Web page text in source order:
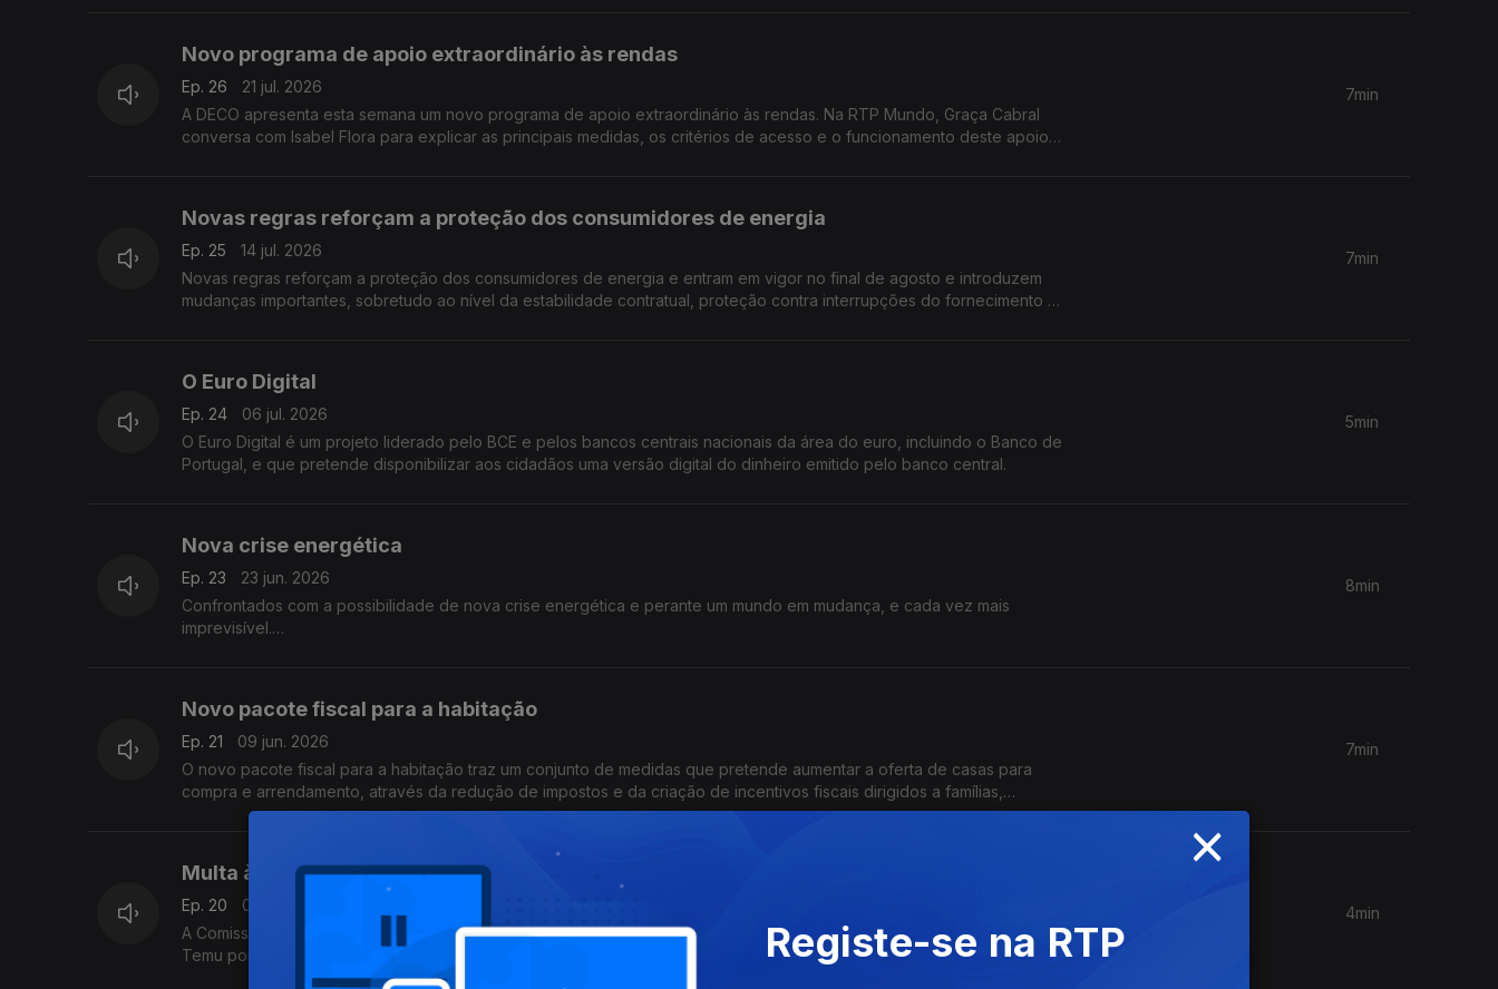
Novo programa de apoio extraordinário às rendas
Ep. 26
21 jul. 2026
A DECO apresenta esta semana um novo programa de apoio extraordinário às rendas. Na RTP Mundo, Graça Cabral
conversa com Isabel Flora para explicar as principais medidas, os critérios de acesso e o funcionamento deste apoio
7min
Novas regras reforçam a proteção dos consumidores de energia
Ep. 25
14 jul. 2026
Novas regras reforçam a proteção dos consumidores de energia e entram em vigor no final de agosto e introduzem
mudanças importantes, sobretudo ao nível da estabilidade contratual, proteção contra interrupções do fornecimento e
7min
O Euro Digital
Ep. 24
06 jul. 2026
O Euro Digital é um projeto liderado pelo BCE e pelos bancos centrais nacionais da área do euro, incluindo o Banco de
Portugal, e que pretende disponibilizar aos cidadãos uma versão digital do dinheiro emitido pelo banco central.
5min
Nova crise energética
Ep. 23
23 jun. 2026
Confrontados com a possibilidade de nova crise energética e perante um mundo em mudança, e cada vez mais
imprevisível.
8min
Novo pacote fiscal para a habitação
Ep. 21
09 jun. 2026
O novo pacote fiscal para a habitação traz um conjunto de medidas que pretende aumentar a oferta de casas para
compra e arrendamento, através da redução de impostos e da criação de incentivos fiscais dirigidos a famílias,
proprietários e investidores.
7min
Multa à plataforma Temu
Ep. 20
02 jun. 2026
A Comissão Europeia anunciou no dia 28 de maio, a aplicação de uma multa de 200 milhões de euros à plataforma
Temu por infrações ao Regulamento dos Serviços Digitais, considerando que a empresa falhou, nomeadamente, na
identificação e avaliação dos riscos associados à venda de produtos ilegais na plataforma.
4min
×
Registe-se na RTP